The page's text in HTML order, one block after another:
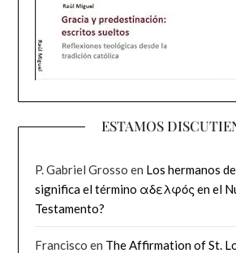
ESTAMOS
P. Gabriel Grosso en Los hermanos
significa el término αδελφός en el
Testamento?
Francisco en The Affirmation of St.